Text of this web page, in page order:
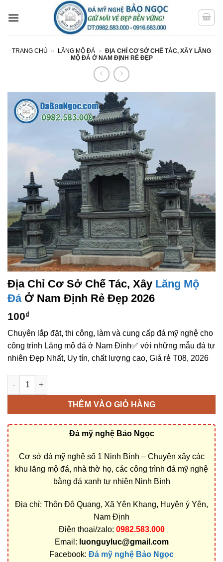
qua
TRANG CHỦ » LĂNG MỘ ĐÁ » ĐỊA CHỈ CƠ SỞ CHẾ TÁC, XÂY LĂNG
MỘ ĐÁ Ở NAM ĐỊNH RẺ ĐẸP
Địa Chỉ Cơ Sở Chế Tác, Xây Lăng Mộ
ĐáỞ Nam Định Rẻ Đẹp 2026
100₫
Chuyên lắp đặt, thi công, làm và cung cấp đá mỹ nghệ cho
công trình Lăng mộ đá ở Nam Định✅ với những mẫu đá tự
nhiên Đẹp Nhất, Uy tín, chất lượng cao, Giá rẻ T08, 2026
Địa chỉ cơ sở chế tác, xây Lăng mộ đá ở Nam Định rẻ đẹp số
THÊM VÀO GIỎ HÀNG
Đá mỹ nghệ Bảo Ngọc
Cơ sở đá mỹ nghệ số 1 Ninh Bình – Chuyên xây các
khu lăng mộ đá, nhà thờ họ, các công trình đá mỹ nghệ
bằng đá xanh tự nhiên Ninh Bình
Địa chỉ: Thôn Đô Quang, Xã Yên Khang, Huyện ý Yên,
Nam Định
Điện thoại/zalo: 0982.583.000
Email: luonguyluc@gmail.com
Facebook: Đá mỹ nghệ Bảo Ngọc